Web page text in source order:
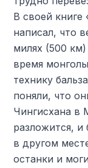
В своей книге
написал, что
милях (500
время
технику
поняли, что
Чингисхана в
разложится,
в другом
останки и